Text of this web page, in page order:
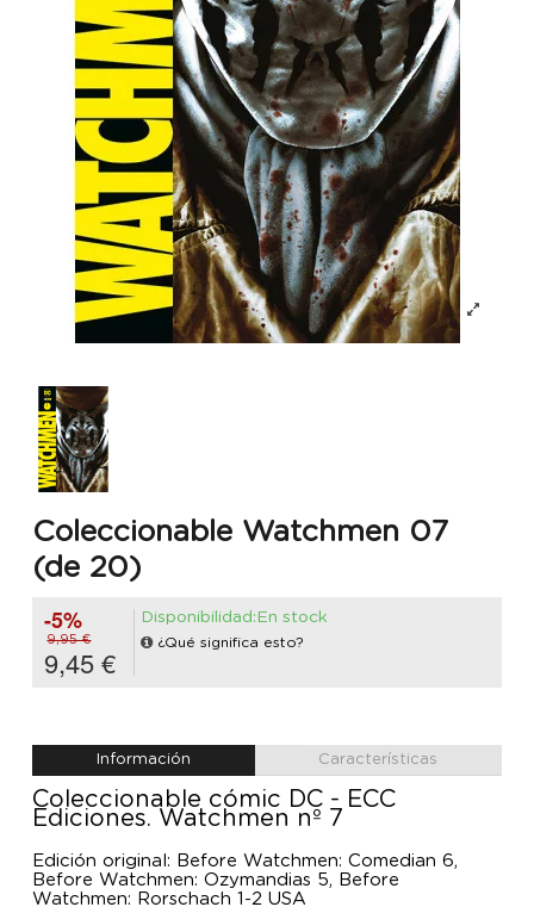
Coleccionable Watchmen 07
(de 20)
-5%
9,95 €
9,45 €
Disponibilidad:En stock
¿Qué significa esto?
Información Características
Coleccionable cómic DC - ECC
Ediciones. Watchmen nº 7
Edición original: Before Watchmen: Comedian 6,
Before Watchmen: Ozymandias 5, Before
Watchmen: Rorschach 1-2 USA